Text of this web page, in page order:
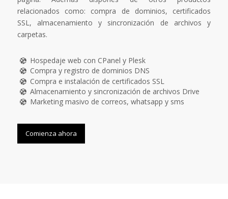
relacionados como: compra de dominios, certificados
SSL, almacenamiento y sincronización de archivos y
carpetas.
Hospedaje web con CPanel y Plesk
Compra y registro de dominios DNS
Compra e instalación de certificados SSL
Almacenamiento y sincronización de archivos Drive
Marketing masivo de correos, whatsapp y sms
Comienza ahora